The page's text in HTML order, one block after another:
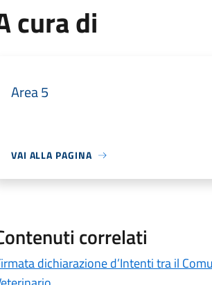
cura di
Area 5
VAI ALLA PAGINA
correlati
dichiarazione d’Intenti tra il